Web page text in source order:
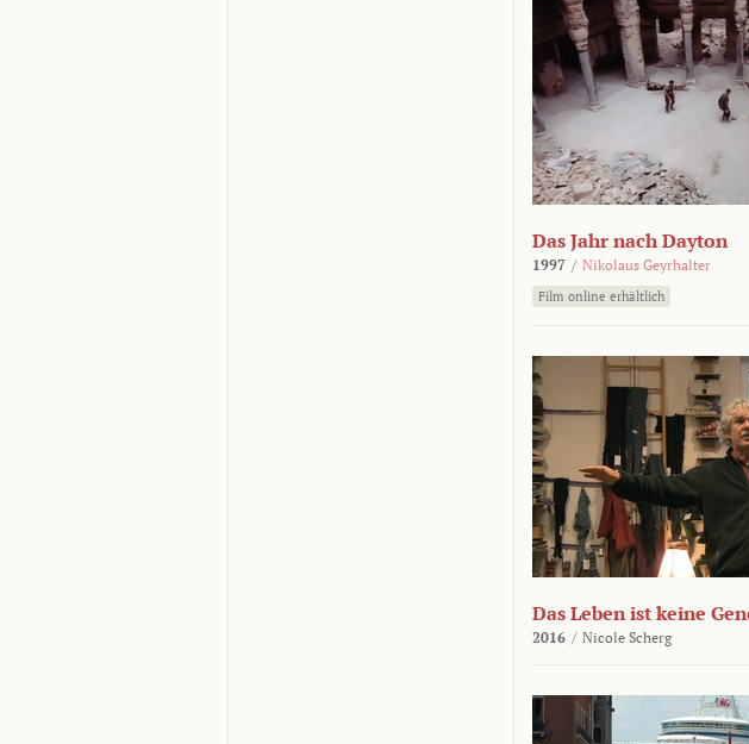
Das Jahr nach Dayton
1997 / Nikolaus Geyrhalter
Film online erhältlich
Das Leben ist keine
2016 / Nicole Scherg